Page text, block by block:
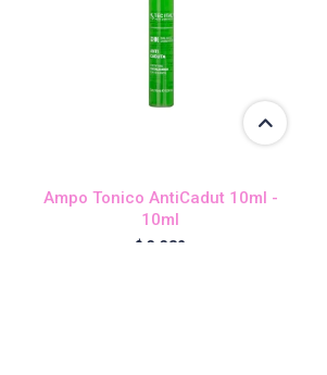
Ampo Tonico AntiCadut 10ml -
10ml
$ 3.382